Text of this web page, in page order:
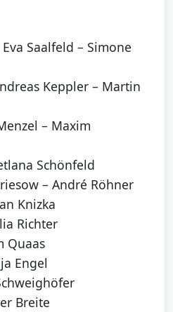
Saalfeld – Simone
Keppler – Martin
– Maxim
Schönfeld
– André Röhner
Knizka
Richter
Quaas
Engel
Breite